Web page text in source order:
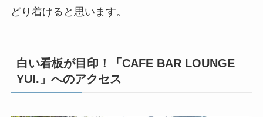
どり着けると思います。
白い看板が目印！「CAFE BAR LOUNGE
YUI.」へのアクセス